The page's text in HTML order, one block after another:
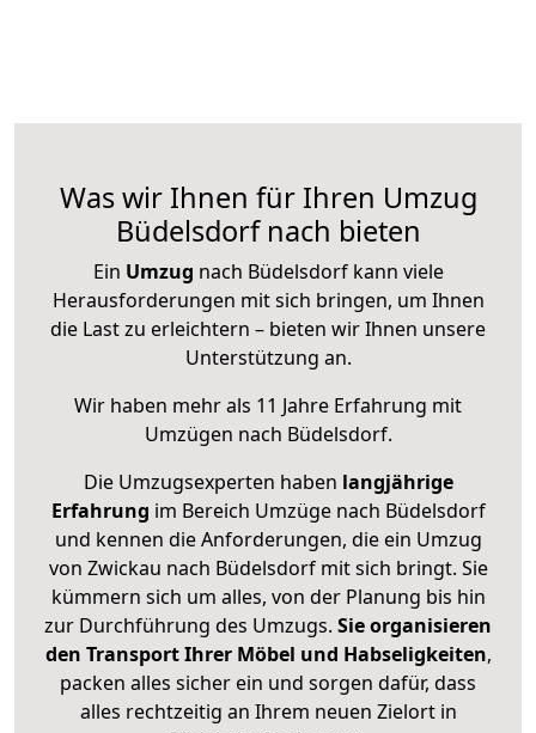
Was wir Ihnen für Ihren Umzug
Büdelsdorf nach bieten
Ein Umzug nach Büdelsdorf kann viele
Herausforderungen mit sich bringen, um Ihnen
die Last zu erleichtern – bieten wir Ihnen unsere
Unterstützung an.
Wir haben mehr als 11 Jahre Erfahrung mit
Umzügen nach Büdelsdorf.
Die Umzugsexperten haben langjährige
Erfahrung im Bereich Umzüge nach Büdelsdorf
und kennen die Anforderungen, die ein Umzug
von Zwickau nach Büdelsdorf mit sich bringt. Sie
kümmern sich um alles, von der Planung bis hin
zur Durchführung des Umzugs. Sie organisieren
den Transport Ihrer Möbel und Habseligkeiten,
packen alles sicher ein und sorgen dafür, dass
alles rechtzeitig an Ihrem neuen Zielort in